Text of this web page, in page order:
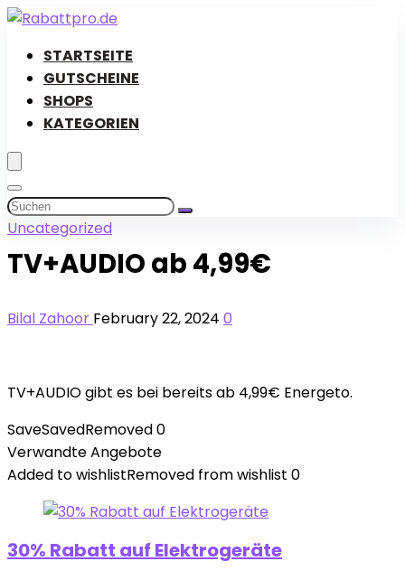
STARTSEITE
GUTSCHEINE
SHOPS
KATEGORIEN
Uncategorized
TV+AUDIO ab 4,99€
Bilal Zahoor February 22, 2024 0
TV+AUDIO gibt es bei bereits ab 4,99€ Energeto.
SaveSavedRemoved0
Verwandte Angebote
Added to wishlistRemoved from wishlist 0
30% Rabatt auf Elektrogeräte